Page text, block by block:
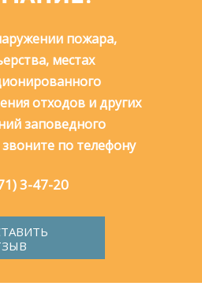
пожара,
местах
отходов и других
заповедного
по телефону
3-47-20